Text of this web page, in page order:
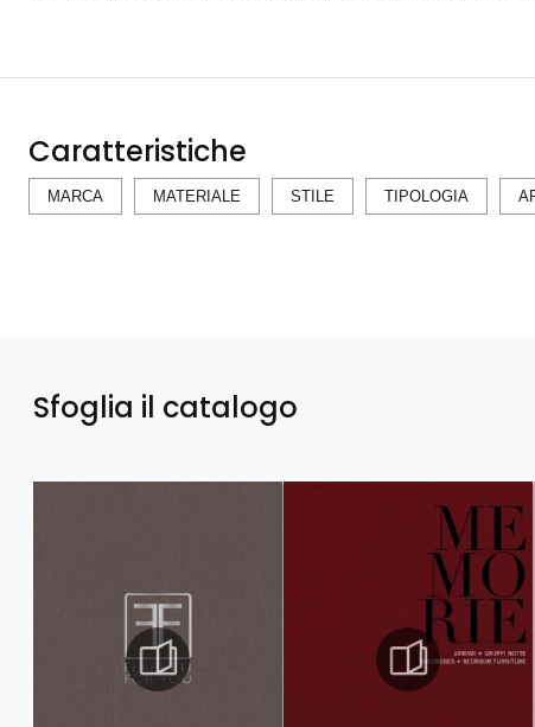
Caratteristiche
MARCA MATERIALE STILE TIPOLOGIA
Sfoglia il catalogo